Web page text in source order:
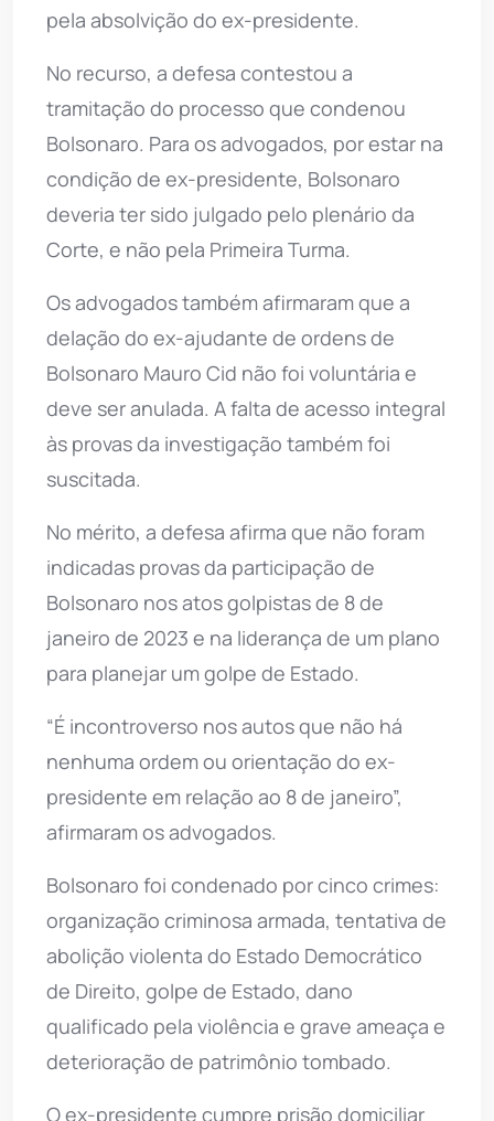
pela absolvição do ex-presidente.
No recurso, a defesa contestou a
tramitação do processo que condenou
Bolsonaro. Para os advogados, por estar na
condição de ex-presidente, Bolsonaro
deveria ter sido julgado pelo plenário da
Corte, e não pela Primeira Turma.
Os advogados também afirmaram que a
delação do ex-ajudante de ordens de
Bolsonaro Mauro Cid não foi voluntária e
deve ser anulada. A falta de acesso integral
às provas da investigação também foi
suscitada.
No mérito, a defesa afirma que não foram
indicadas provas da participação de
Bolsonaro nos atos golpistas de 8 de
janeiro de 2023 e na liderança de um plano
para planejar um golpe de Estado.
“É incontroverso nos autos que não há
nenhuma ordem ou orientação do ex-
presidente em relação ao 8 de janeiro”,
afirmaram os advogados.
Bolsonaro foi condenado por cinco crimes:
organização criminosa armada, tentativa de
abolição violenta do Estado Democrático
de Direito, golpe de Estado, dano
qualificado pela violência e grave ameaça e
deterioração de patrimônio tombado.
O ex-presidente cumpre prisão domiciliar